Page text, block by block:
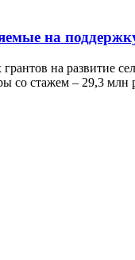
на
на развитие
со стажем – 29,3 млн